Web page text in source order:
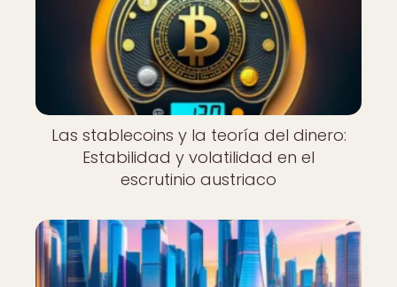
Las stablecoins y la teoría del dinero:
Estabilidad y volatilidad en el
escrutinio austriaco